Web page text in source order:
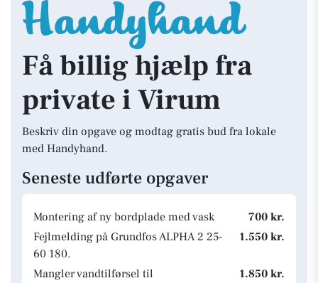
Få billig hjælp fra
private i Virum
Beskriv din opgave og modtag gratis bud fra lokale
med Handyhand.
Seneste udførte opgaver
Montering af ny bordplade med vask
700 kr.
Fejlmelding på Grundfos ALPHA 2 25-
60 180.
1.550 kr.
Mangler vandtilførsel til
1.850 kr.